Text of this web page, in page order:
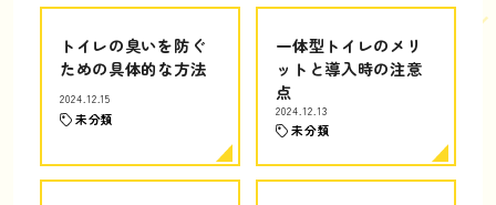
トイレの臭いを防ぐ
ための具体的な方法
2024.12.15
未分類
一体型トイレのメリ
ットと導入時の注意
点
2024.12.13
未分類